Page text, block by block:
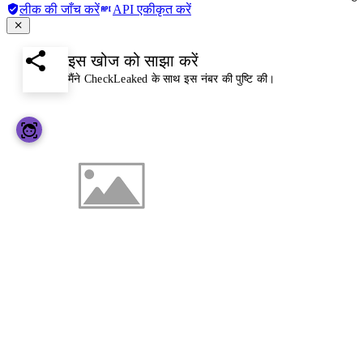
लीक की जाँच करें API एकीकृत करें
इस खोज को साझा करें
मैंने CheckLeaked के साथ इस नंबर की पुष्टि की।